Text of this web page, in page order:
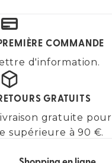
COMMANDE
d'information.
GRATUITS
gratuite pour
supérieure à 90 €.